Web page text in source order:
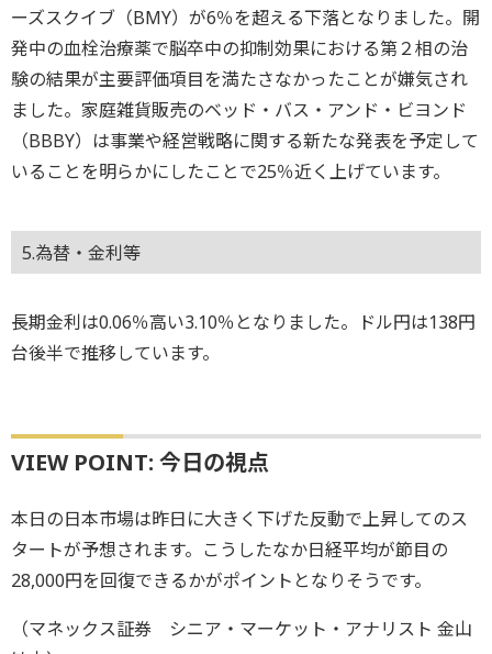
ーズスクイブ（BMY）が6％を超える下落となりました。開
発中の血栓治療薬で脳卒中の抑制効果における第２相の治
験の結果が主要評価項目を満たさなかったことが嫌気され
ました。家庭雑貨販売のベッド・バス・アンド・ビヨンド
（BBBY）は事業や経営戦略に関する新たな発表を予定して
いることを明らかにしたことで25％近く上げています。
5.為替・金利等
長期金利は0.06％高い3.10％となりました。ドル円は138円
台後半で推移しています。
VIEW POINT: 今日の視点
本日の日本市場は昨日に大きく下げた反動で上昇してのス
タートが予想されます。こうしたなか日経平均が節目の
28,000円を回復できるかがポイントとなりそうです。
（マネックス証券 シニア・マーケット・アナリスト 金山